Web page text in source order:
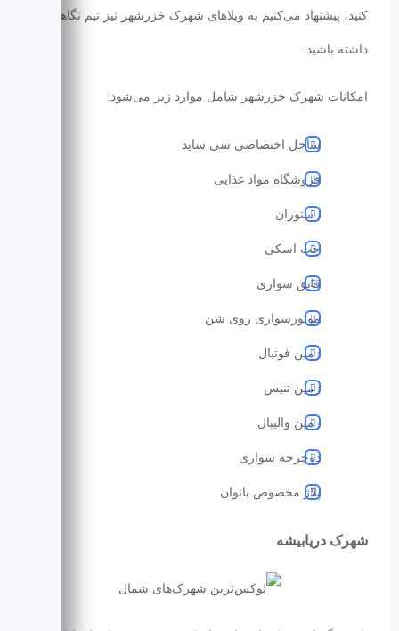
کنید، پیشنهاد می‌کنیم به ویلاهای شهرک خزرشهر نیز نیم نگاهی
داشته باشید.
امکانات شهرک خزرشهر شامل موارد زیر می‌شود:
ساحل اختصاصی سی ساید
فروشگاه مواد غذایی
رستوران
جت اسکی
قایق سواری
موتورسواری روی شن
زمین فوتبال
زمین تنیس
زمین والیبال
دوچرخه سواری
پلاژ مخصوص بانوان
شهرک دریابیشه